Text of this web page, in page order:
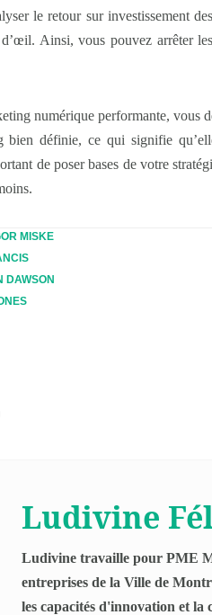
le retour sur investissement
Ainsi, vous pouvez arrêter
numérique performante, vous
bien définie, ce qui signifie
de poser bases de votre
MISKE
DAWSON
Ludivine
Ludivine travaille pour PME
entreprises de la Ville de
les capacités d'innovation et la